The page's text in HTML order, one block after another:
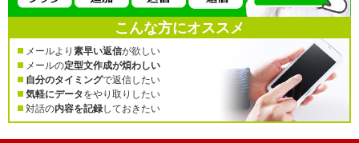
こんな方にオススメ
メールより 素早い返信が欲しい
メールの定型文作成が煩わしい
自分のタイミングで返信したい
気軽にデータをやり取りしたい
対話の内容を記録しておきたい